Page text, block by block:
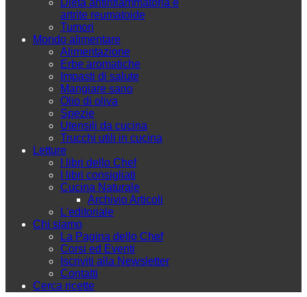
artrite reumatoide
Tumori
Mondo alimentare
Alimentazione
Erbe aromatiche
Impasti di salute
Mangiare sano
Olio di oliva
Spezie
Utensili da cucina
Trucchi utili in cucina
Letture
I libri dello Chef
I libri consigliati
Cucina Naturale
Archivio Articoli
L'editoriale
Chi siamo
La Pagina dello Chef
Corsi ed Eventi
Iscriviti alla Newsletter
Contatti
Cerca ricette